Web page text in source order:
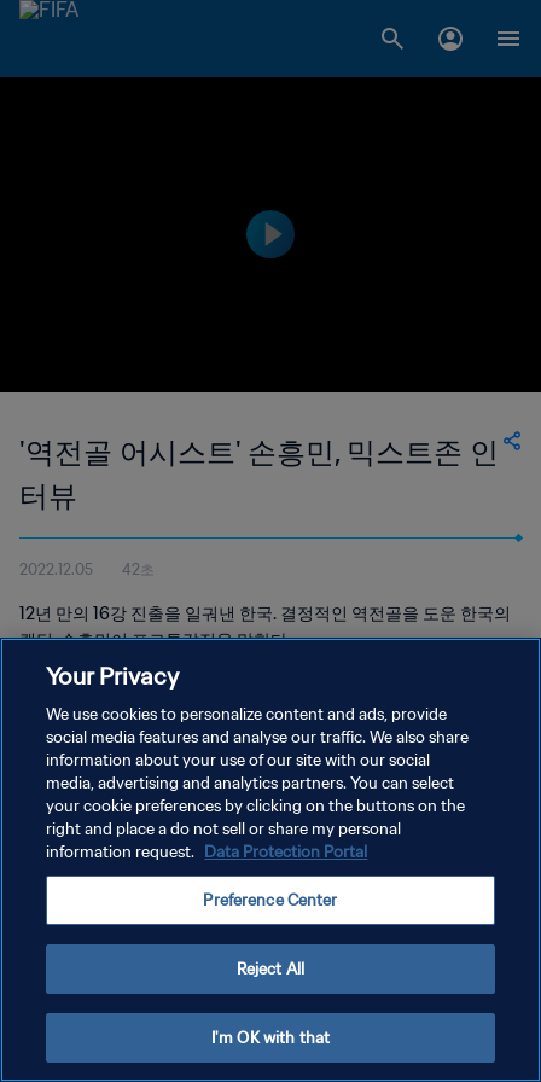
'역전골 어시스트' 손흥민, 믹스트존 인
터뷰
2022.12.05 42초
12년 만의 16강 진출을 일궈낸 한국. 결정적인 역전골을 도운 한국의
캡틴, 손흥민이 포르투갈전을 말한다.
개인정보 보호정책
서비스 약관
쿠키 기본 설정 관리
Your Privacy
We use cookies to personalize content and ads, provide
social media features and analyse our traffic. We also share
information about your use of our site with our social
media, advertising and analytics partners. You can select
your cookie preferences by clicking on the buttons on the
right and place a do not sell or share my personal
information request. Data Protection Portal
Preference Center
Reject All
I'm OK with that